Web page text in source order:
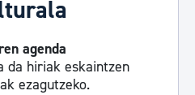
agenda
da hiriak eskaintzen
ezagutzeko.